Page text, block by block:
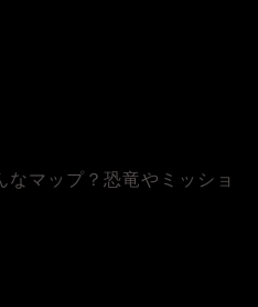
マップ？恐竜やミッショ